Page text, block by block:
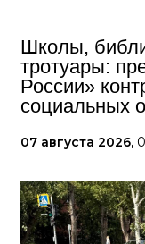
Школы,
тротуары:
России»
социальных
07 августа 2026,